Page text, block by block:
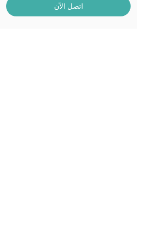
اتصل الآن